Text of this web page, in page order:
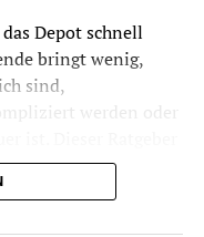
Depot schnell
bringt wenig,
sind,
werden oder
bevor sie ein
bestehendes Depot